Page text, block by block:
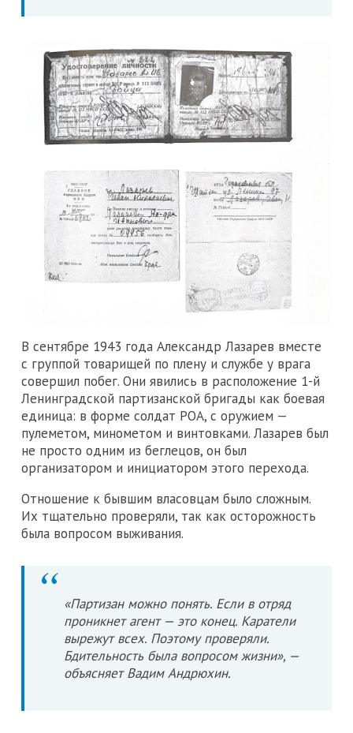
В сентябре 1943 года Александр Лазарев вместе
с группой товарищей по плену и службе у врага
совершил побег. Они явились в расположение 1-й
Ленинградской партизанской бригады как боевая
единица: в форме солдат РОА, с оружием —
пулеметом, минометом и винтовками. Лазарев был
не просто одним из беглецов, он был
организатором и инициатором этого перехода.
Отношение к бывшим власовцам было сложным.
Их тщательно проверяли, так как осторожность
была вопросом выживания.
«Партизан можно понять. Если в отряд
проникнет агент — это конец. Каратели
вырежут всех. Поэтому проверяли.
Бдительность была вопросом жизни», —
объясняет Вадим Андрюхин.